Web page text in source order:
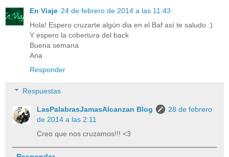
En Viaje 24 de febrero de 2014 a las 11:43
Hola! Espero cruzarte algún dia en el Baf así te saludo :)
Y espero la cobertura del back
Buena semana
Ana
Responder
Respuestas
LasPalabrasJamasAlcanzan Blog
28 de febrero
de 2014 a las 2:11
Creo que nos cruzamos!!! <3